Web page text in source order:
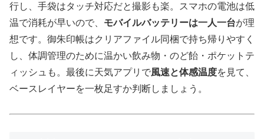
行し、手袋はタッチ対応だと撮影も楽。スマホの電池は低
温で消耗が早いので、 モバイルバッテリーは一人一台が理
想です。御朱印帳はクリアファイル同梱で持ち帰りやすく
し、体調管理のために温かい飲み物・のど飴・ポケットテ
ィッシュも。最後に天気アプリで風速と体感温度を見て、
ベースレイヤーを一枚足すか判断しましょう。